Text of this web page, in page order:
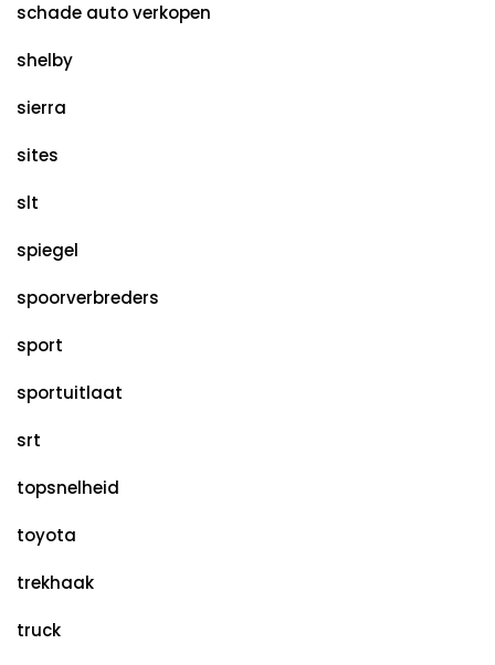
schade auto verkopen
shelby
sierra
sites
slt
spiegel
spoorverbreders
sport
sportuitlaat
srt
topsnelheid
toyota
trekhaak
truck